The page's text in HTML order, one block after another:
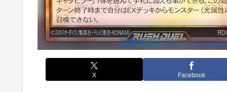
出典:遊戯王ラッシュデュエ
X Facebook